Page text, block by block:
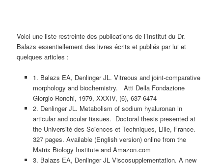
Voici une liste restreinte des publications de l’Institut du Dr.
Balazs essentiellement des livres écrits et publiés par lui et
quelques articles :
1. Balazs EA, Denlinger JL. Vitreous and joint-comparative
morphology and biochemistry. Atti Della Fondazione
Giorgio Ronchi, 1979, XXXIV, (6), 637-6474
2. Denlinger JL. Metabolism of sodium hyaluronan in
articular and ocular tissues. Doctoral thesis presented at
the Université des Sciences et Techniques, Lille, France.
327 pages. Available (English version) online from the
Matrix Biology Institute and Amazon.com
3. Balazs EA, Denlinger JL Viscosupplementation. A new